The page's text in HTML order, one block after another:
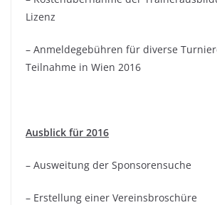
Lizenz
– Anmeldegebühren für diverse
Teilnahme in Wien 2016
Ausblick für 2016
– Ausweitung der Sponsorensuche
– Erstellung einer Vereinsbroschüre